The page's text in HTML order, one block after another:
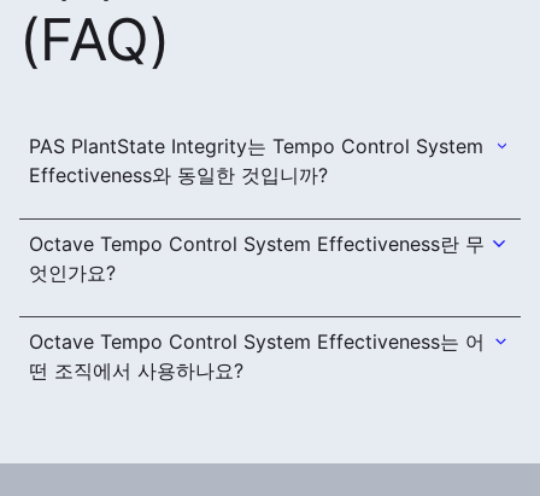
(FAQ)
PAS PlantState Integrity는 Tempo Control System
Effectiveness와 동일한 것입니까?
Octave Tempo Control System Effectiveness란 무
엇인가요?
Octave Tempo Control System Effectiveness는 어
떤 조직에서 사용하나요?